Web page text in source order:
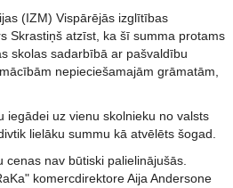
(IZM) Vispārējās izglītības
Skrastiņš atzīst, ka šī summa protams
skolas sadarbībā ar pašvaldību
nepieciešamajām grāmatām,
iegādei uz vienu skolnieku no valsts
lielāku summu kā atvēlēts šogad.
nav būtiski palielinājušās.
komercdirektore Aija Andersone